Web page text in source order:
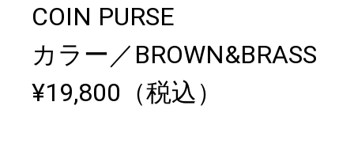
COIN PURSE
カラー／BROWN&BRASS
¥19,800（税込）